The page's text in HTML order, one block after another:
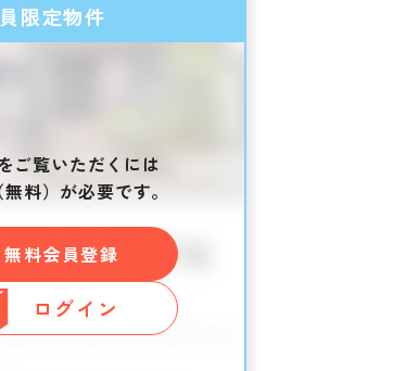
限定物件
ご覧いただくには
料）が必要です。
無料会員登録
ログイン